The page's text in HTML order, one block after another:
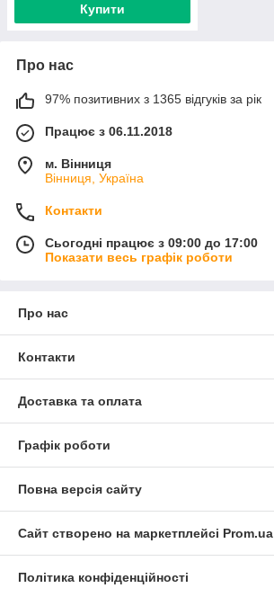
Купити
Про нас
97% позитивних з 1365 відгуків за рік
Працює з 06.11.2018
м. Вінниця
Вінниця, Україна
Контакти
Сьогодні працює з 09:00 до 17:00
Показати весь графік роботи
Про нас
Контакти
Доставка та оплата
Графік роботи
Повна версія сайту
Сайт створено на маркетплейсі Prom.ua
Політика конфіденційності